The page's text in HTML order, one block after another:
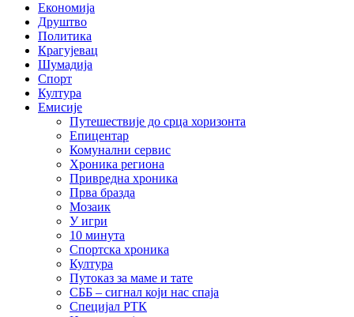
Економија
Друштво
Политика
Крагујевац
Шумадија
Спорт
Култура
Емисије
Путешествије до срца хоризонта
Епицентар
Комунални сервис
Хроника региона
Привредна хроника
Прва бразда
Мозаик
У игри
10 минута
Спортска хроника
Култура
Путоказ за маме и тате
СББ – сигнал који нас спаја
Специјал РТК